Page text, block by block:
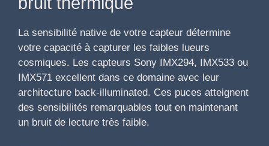
La sensibilité native de votre capteur détermine
votre capacité à capturer les faibles lueurs
cosmiques. Les capteurs Sony IMX294, IMX533 ou
IMX571 excellent dans ce domaine avec leur
architecture back-illuminated. Ces puces atteignent
des sensibilités remarquables tout en maintenant
un bruit de lecture très faible.